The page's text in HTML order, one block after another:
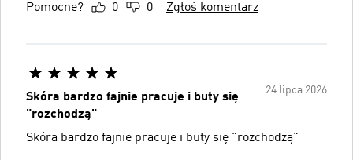
Pomocne? 0 0 Zgłoś komentarz
24 lipca 2026
Skóra bardzo fajnie pracuje i buty się
"rozchodzą"
Skóra bardzo fajnie pracuje i buty się "rozchodzą"